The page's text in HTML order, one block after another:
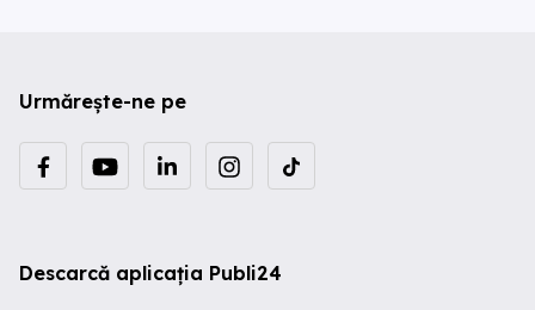
Urmărește-ne pe
Descarcă aplicația Publi24